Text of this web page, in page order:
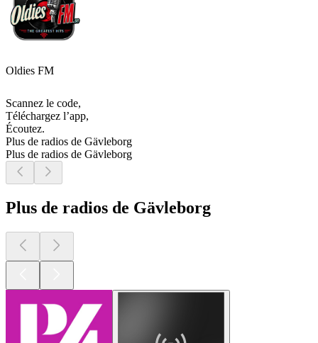
Oldies FM
Scannez le code,
Téléchargez l’app,
Écoutez.
Plus de radios de Gävleborg
Plus de radios de Gävleborg
Plus de radios de Gävleborg